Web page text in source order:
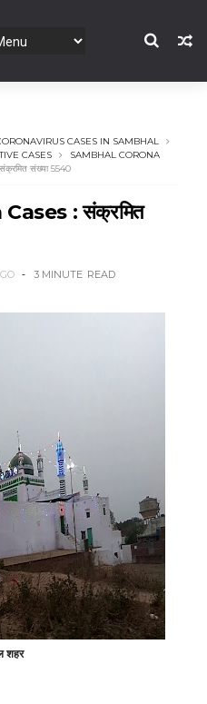
CASES IN SAMBHAL
CASES
SAMBHAL CORONA
संख्या 5540
: संक्रमित
3 MINUTE READ
शहर